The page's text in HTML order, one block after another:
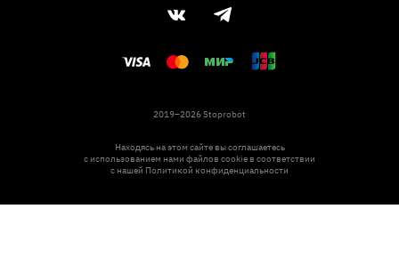
2019–2026 Stoprobot
Находясь на этом сайте вы соглашаетесь
с использованием нами файлов cookie в соответствии
с нашей Политикой конфиденциальности